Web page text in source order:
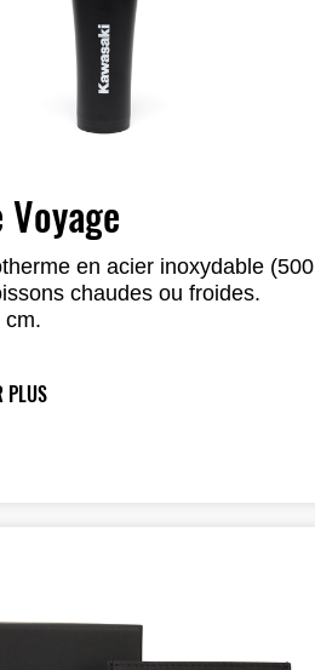
Voyage
en acier inoxydable (500
chaudes ou froides.
cm.
PLUS